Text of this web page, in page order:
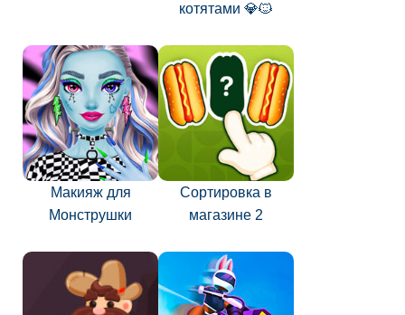
котятами 💎🐱
Макияж для
Монструшки
Сортировка в
магазине 2